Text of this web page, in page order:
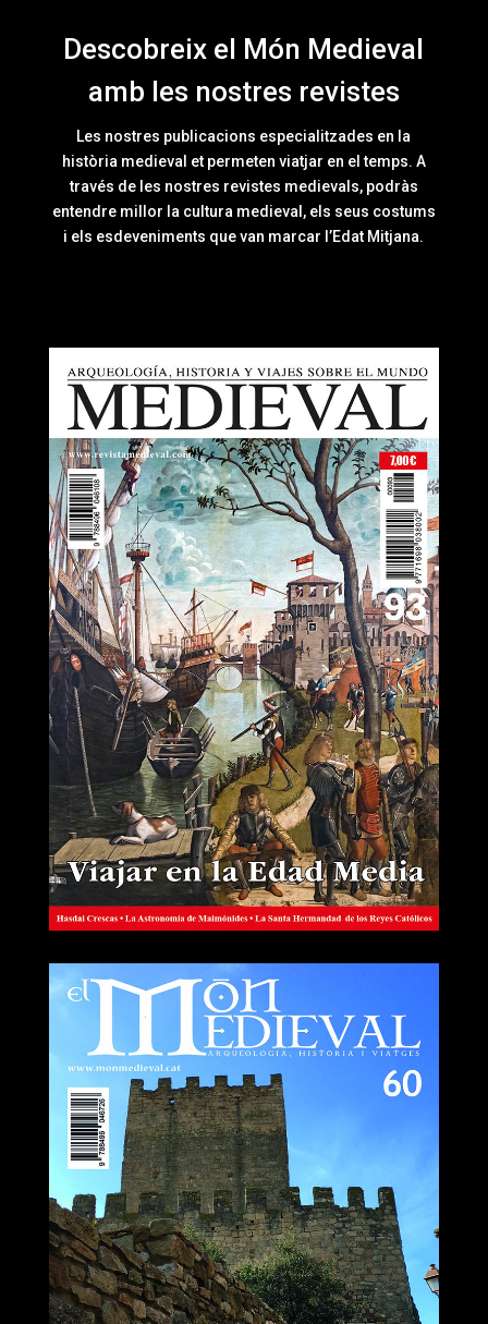
Descobreix el Món Medieval
amb les nostres revistes
Les nostres publicacions especialitzades en la
història medieval et permeten viatjar en el temps. A
través de les nostres revistes medievals, podràs
entendre millor la cultura medieval, els seus costums
i els esdeveniments que van marcar l’Edat Mitjana.